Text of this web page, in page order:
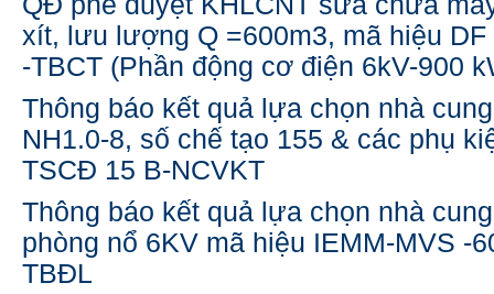
xít, lưu lượng Q =600m3, mã hiệu
-TBCT (Phần động cơ điện 6kV-900
Thông báo kết quả lựa chọn nhà
NH1.0-8, số chế tạo 155 & các phụ
TSCĐ 15 B-NCVKT
Thông báo kết quả lựa chọn nhà
phòng nổ 6KV mã hiệu IEMM-MVS -
TBĐL